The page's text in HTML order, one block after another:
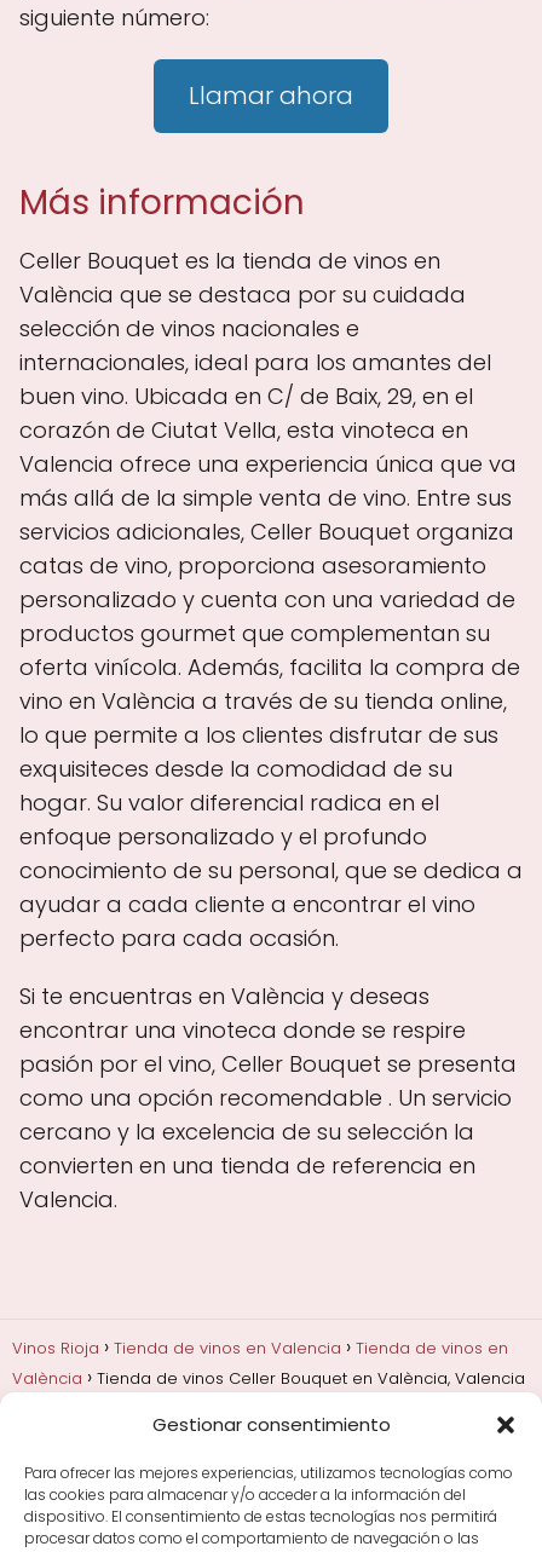
Gestionar consentimiento
Para ofrecer las mejores experiencias, utilizamos tecnologías como
las cookies para almacenar y/o acceder a la información del
dispositivo. El consentimiento de estas tecnologías nos permitirá
procesar datos como el comportamiento de navegación o las
siguiente número:
Llamar ahora
Más información
Celler Bouquet es la tienda de vinos en
València que se destaca por su cuidada
selección de vinos nacionales e
internacionales, ideal para los amantes del
buen vino. Ubicada en C/ de Baix, 29, en el
corazón de Ciutat Vella, esta vinoteca en
Valencia ofrece una experiencia única que va
más allá de la simple venta de vino. Entre sus
servicios adicionales, Celler Bouquet organiza
catas de vino, proporciona asesoramiento
personalizado y cuenta con una variedad de
productos gourmet que complementan su
oferta vinícola. Además, facilita la compra de
vino en València a través de su tienda online,
lo que permite a los clientes disfrutar de sus
exquisiteces desde la comodidad de su
hogar. Su valor diferencial radica en el
enfoque personalizado y el profundo
conocimiento de su personal, que se dedica a
ayudar a cada cliente a encontrar el vino
perfecto para cada ocasión.
Si te encuentras en València y deseas
encontrar una vinoteca donde se respire
pasión por el vino, Celler Bouquet se presenta
como una opción recomendable . Un servicio
cercano y la excelencia de su selección la
convierten en una tienda de referencia en
Valencia.
Vinos Rioja Tienda de vinos en Valencia
Tienda de vinos en
València
Tienda de vinos Celler Bouquet en València, Valencia
Añadas, crianza y guarda
Bodegas y marcas de
Comprar vino
Rioja y guías de regalo
Cultura del vino y
curiosidades
Enoturismo en Rioja